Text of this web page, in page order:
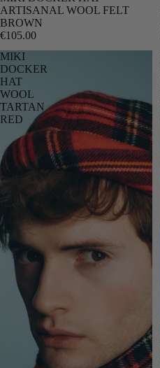
ARTISANAL WOOL FELT
BROWN
€105.00
MIKI
DOCKER
HAT
WOOL
TARTAN
RED